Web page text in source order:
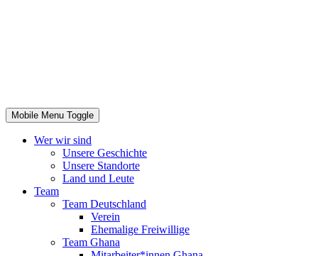
Mobile Menu Toggle
Wer wir sind
Unsere Geschichte
Unsere Standorte
Land und Leute
Team
Team Deutschland
Verein
Ehemalige Freiwillige
Team Ghana